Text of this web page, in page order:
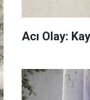
Acı Olay: